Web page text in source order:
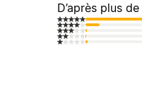
D’après plus